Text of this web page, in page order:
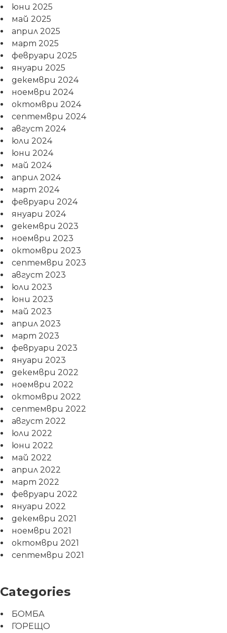
юни 2025
май 2025
април 2025
март 2025
февруари 2025
януари 2025
декември 2024
ноември 2024
октомври 2024
септември 2024
август 2024
юли 2024
юни 2024
май 2024
април 2024
март 2024
февруари 2024
януари 2024
декември 2023
ноември 2023
октомври 2023
септември 2023
август 2023
юли 2023
юни 2023
май 2023
април 2023
март 2023
февруари 2023
януари 2023
декември 2022
ноември 2022
октомври 2022
септември 2022
август 2022
юли 2022
юни 2022
май 2022
април 2022
март 2022
февруари 2022
януари 2022
декември 2021
ноември 2021
октомври 2021
септември 2021
Categories
БОМБА
ГОРЕЩО